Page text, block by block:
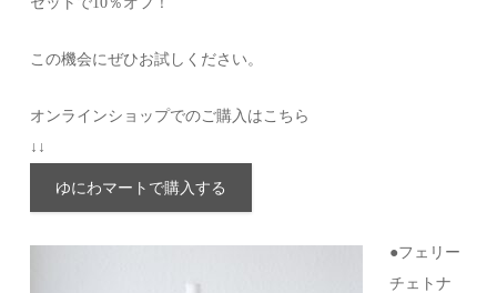
この機会にぜひお試しください。
オンラインショップでのご購入はこちら
↓↓
ゆにわマートで購入する
●フェリー
チェトナ